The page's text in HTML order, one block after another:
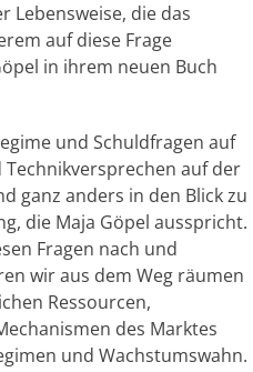
Lebensweise, die das
auf diese Frage
in ihrem neuen Buch
und Schuldfragen auf
auf der
ganz anders in den Blick zu
die Maja Göpel ausspricht.
Fragen nach und
wir aus dem Weg räumen
Ressourcen,
des Marktes
und Wachstumswahn.